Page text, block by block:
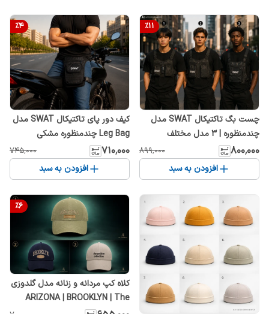
%11
چست بگ تاکتیکال SWAT مدل
چندمنظوره | ۳ مدل مختلف
۸۰۰٬۰۰۰ ۸۹۹٬۰۰۰
افزودن به سبد
%4
کیف دور پای تاکتیکال SWAT مدل
Leg Bag چندمنظوره مشکی
۷۱۰٬۰۰۰ ۷۴۵٬۰۰۰
افزودن به سبد
%6
کلاه کپ مردانه و زنانه مدل گلدوزی
ARIZONA | BROOKLYN | The